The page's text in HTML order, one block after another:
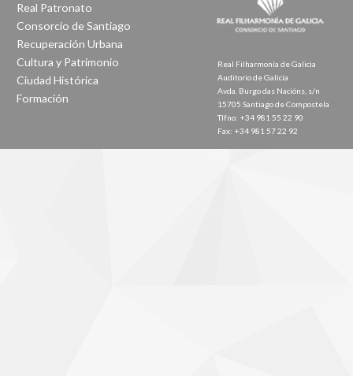
Real Patronato
Consorcio de Santiago
Recuperación Urbana
Cultura y Patrimonio
Ciudad Histórica
Formación
Real Filharmonía de Galicia
Auditorio de Galicia
Avda. Burgo das Nacións, s/n
15705 Santiago de Compostela
Tlfno: +34 981 55 22 90
Fax: +34 981 57 22 92